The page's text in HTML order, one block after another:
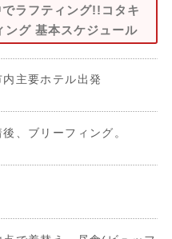
ラフティング!!コタキ
ング 基本スケジュール
主要ホテル出発
、ブリーフィング。